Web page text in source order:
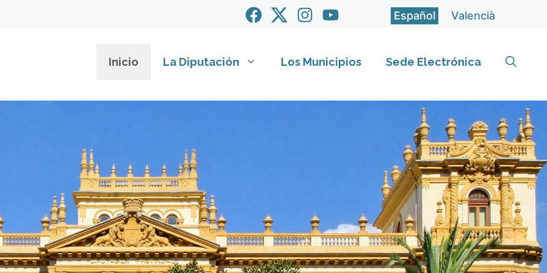
Español Valencià
Inicio La Diputación Los Municipios Sede Electrónica